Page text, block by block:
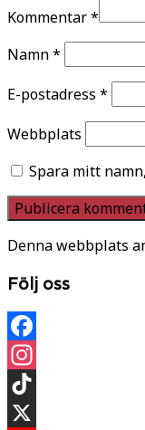
Kommentar*
Namn*
E-postadress *
Webbplats
Spara mitt
Denna webbplats
Följ oss
Facebook
Instagram
TikTok